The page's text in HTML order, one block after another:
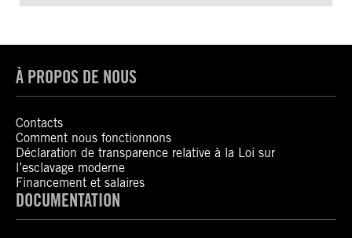
À PROPOS DE NOUS
Contacts
Comment nous fonctionnons
Déclaration de transparence relative à la Loi sur
l’esclavage moderne
Financement et salaires
DOCUMENTATION